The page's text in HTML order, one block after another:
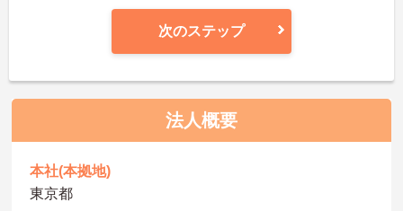
次のステップ
法人概要
本社(本拠地)
東京都